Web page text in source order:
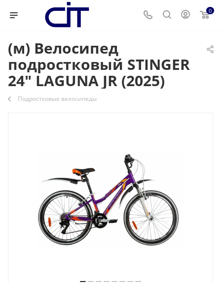
0
(м) Велосипед
подростковый STINGER
24" LAGUNA JR (2025)
Подростковые велосипеды